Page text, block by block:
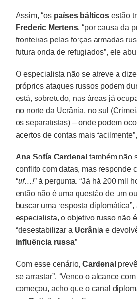
Assim, “os países bálticos estão
Frederic Mertens, “por causa da
fronteiras pelas forças armadas
futura onda de refugiados”, ele
O especialista não se atreve a
próprios ataques russos podem
está, sobretudo, nas áreas já
no norte da Ucrânia, no sul
os separatistas) – onde podem
acertos de contas mais
Ana Sofía Cardenal também não
conflito com datas, mas responde
“uf…!” à pergunta. “Já há 200 mil
então não é uma questão de um
buscar uma resposta
especialista, o objetivo russo não
“desestabilizar a Ucrânia e
influência russa”.
Com esse cenário,Cardenal
se arrastar”. “Vendo o alcance
começou, acho que o canal